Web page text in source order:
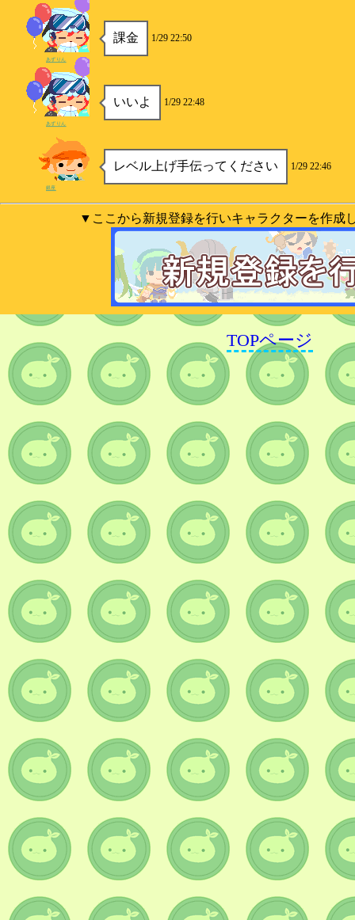
課金 1/29 22:50
あずりん
いいよ 1/29 22:48
あずりん
レベル上げ手伝ってください 1/29 22:46
銀座
▼ここから新規登録を行いキャラクターを作成
TOPページ